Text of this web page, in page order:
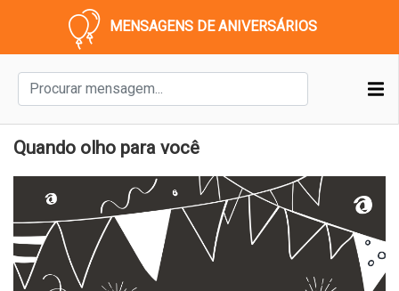
MENSAGENS DE ANIVERSÁRIOS
Quando olho para você